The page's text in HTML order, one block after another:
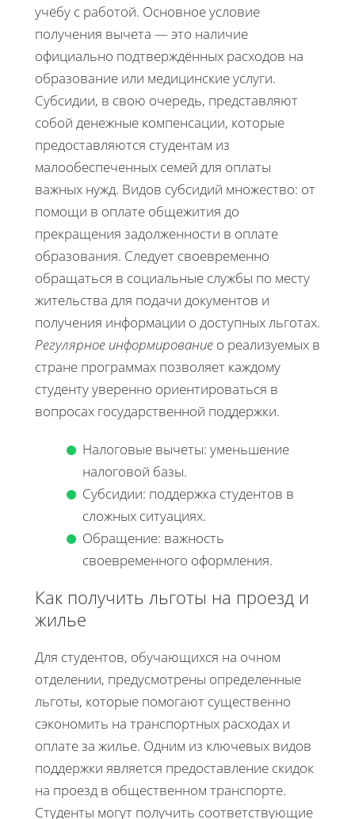
учёбу с работой. Основное условие
получения вычета — это наличие
официально подтверждённых расходов на
образование или медицинские услуги.
Субсидии, в свою очередь, представляют
собой денежные компенсации, которые
предоставляются студентам из
малообеспеченных семей для оплаты
важных нужд. Видов субсидий множество: от
помощи в оплате общежития до
прекращения задолженности в оплате
образования. Следует своевременно
обращаться в социальные службы по месту
жительства для подачи документов и
получения информации о доступных льготах.
Регулярное информирование о реализуемых в
стране программах позволяет каждому
студенту уверенно ориентироваться в
вопросах государственной поддержки.
Налоговые вычеты: уменьшение
налоговой базы.
Субсидии: поддержка студентов в
сложных ситуациях.
Обращение: важность
своевременного оформления.
Как получить льготы на проезд и
жилье
Для студентов, обучающихся на очном
отделении, предусмотрены определенные
льготы, которые помогают существенно
сэкономить на транспортных расходах и
оплате за жилье. Одним из ключевых видов
поддержки является предоставление скидок
на проезд в общественном транспорте.
Студенты могут получить соответствующие